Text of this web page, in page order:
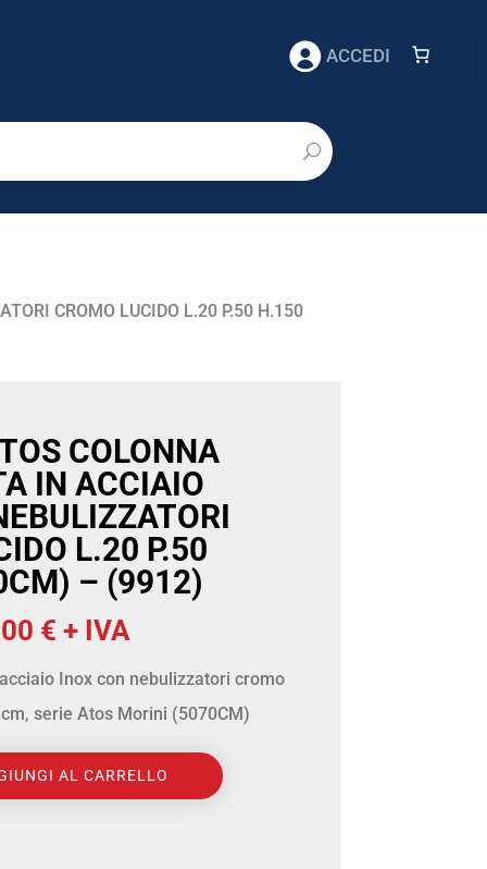
ACCEDI
CROMO LUCIDO L.20 P.50 H.150
COLONNA
IN ACCIAIO
L.20 P.50
– (9912)
€.
€ Il
prezzo
attuale
340,00 €.
+ IVA
Inox con nebulizzatori cromo
serie Atos Morini (5070CM)
AL CARRELLO